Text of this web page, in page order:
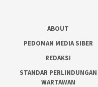
ABOUT
PEDOMAN MEDIA SIBER
REDAKSI
STANDAR PERLINDUNGAN
WARTAWAN